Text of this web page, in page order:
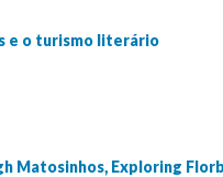
e o turismo literário
Exploring